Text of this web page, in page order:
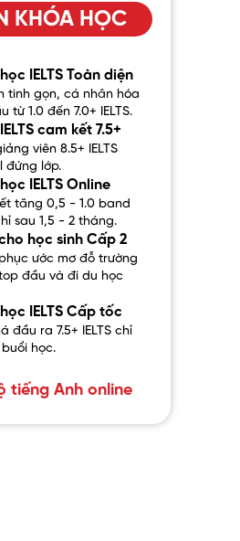
KHÓA HỌC
IELTS Toàn diện
tinh gọn, cá nhân hóa
từ 1.0 đến 7.0+ IELTS.
cam kết 7.5+
viên 8.5+ IELTS
đứng lớp.
IELTS Online
tăng 0,5 - 1.0 band
sau 1,5 - 2 tháng.
cho học sinh Cấp 2
ước mơ đỗ trường
đầu và đi du học
IELTS Cấp tốc
đầu ra 7.5+ IELTS chỉ
buổi học.
tiếng Anh online